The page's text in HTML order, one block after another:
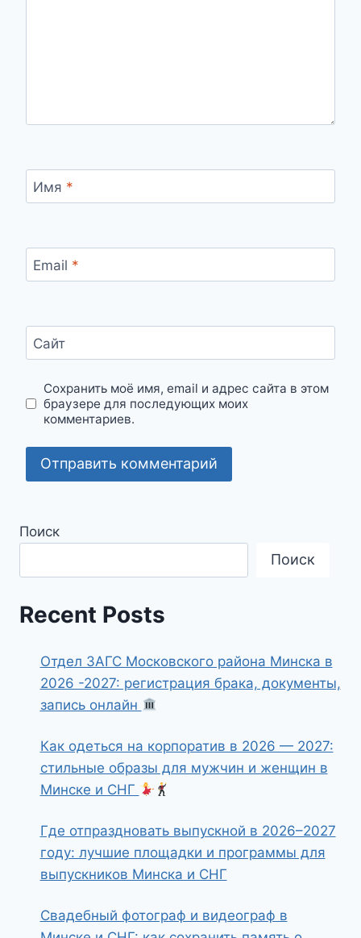
Имя *
Email *
Сайт
Сохранить моё имя, email и адрес сайта в этом
браузере для последующих моих
комментариев.
Поиск
Поиск
Recent Posts
Отдел ЗАГС Московского района Минска в
2026 -2027: регистрация брака, документы,
запись онлайн
Как одеться на корпоратив в 2026 — 2027:
стильные образы для мужчин и женщин в
Минске и СНГ
Где отпраздновать выпускной в 2026–2027
году: лучшие площадки и программы для
выпускников Минска и СНГ
Свадебный фотограф и видеограф в